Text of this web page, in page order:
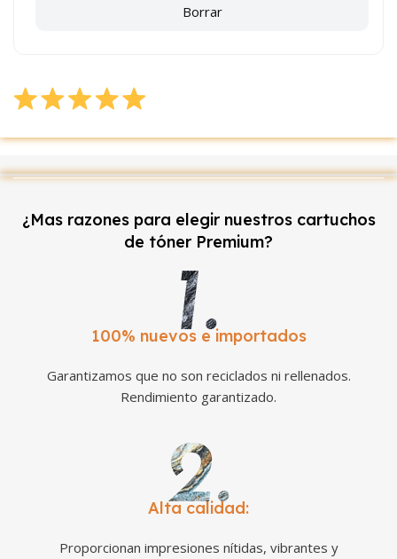
Borrar
¿Mas razones para elegir nuestros cartuchos
de tóner Premium?
100% nuevos e importados
Garantizamos que no son reciclados ni rellenados.
Rendimiento garantizado.
Alta calidad:
Proporcionan impresiones nítidas, vibrantes y